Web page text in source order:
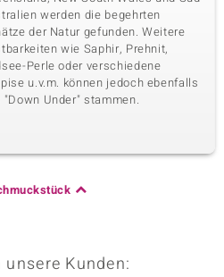
werden die begehrten
der Natur gefunden. Weitere
wie Saphir, Prehnit,
Perle oder verschiedene
u.v.m. können jedoch ebenfalls
"Down Under" stammen.
unsere Kunden: